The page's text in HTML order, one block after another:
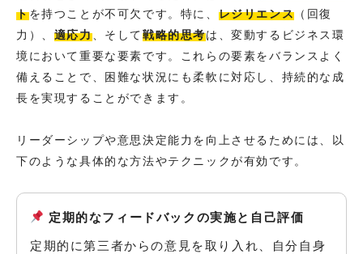
トを持つことが不可欠です。特に、 レジリエンス （回復
力）、 適応力、そして戦略的思考は、変動するビジネス環
境において重要な要素です。これらの要素をバランスよく
備えることで、困難な状況にも柔軟に対応し、持続的な成
長を実現することができます。
リーダーシップや意思決定能力を向上させるためには、以
下のような具体的な方法やテクニックが有効です。
定期的なフィードバックの実施と自己評価
定期的に第三者からの意見を取り入れ、自分自身